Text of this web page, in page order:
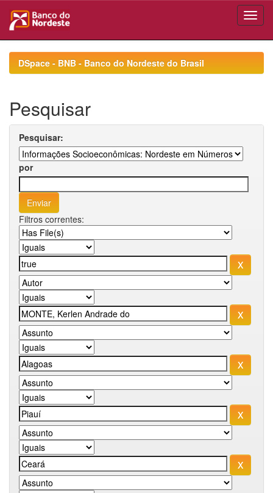
navigationDSpace - BNB - Banco do Nordeste do Brasil
Pesquisar
Pesquisar:
por
Filtros correntes: